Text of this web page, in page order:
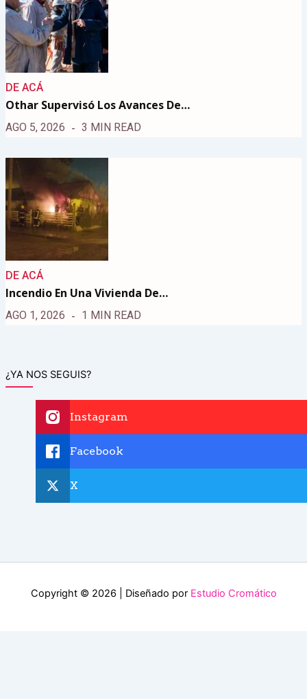
DE ACÁ
Othar Supervisó Los Avances De…
AGO 5, 2026 3 MIN READ
DE ACÁ
Incendio En Una Vivienda De…
AGO 1, 2026 1 MIN READ
¿YA NOS SEGUIS?
Instagram
Facebook
X
Copyright © 2026 | Diseñado por Estudio Cromático